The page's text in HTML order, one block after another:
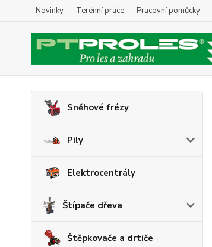
Novinky Terénní práce Pracovní pomůcky
Sněhové frézy
Pily
Elektrocentrály
Štípače dřeva
Štěpkovače a drtiče